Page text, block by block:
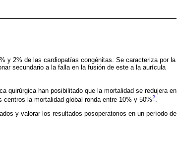
y 2% de las cardiopatías congénitas. Se caracteriza por la
secundario a la falla en la fusión de este a la aurícula
quirúrgica han posibilitado que la mortalidad se redujera en
la mortalidad global ronda entre 10% y 50%2
y valorar los resultados posoperatorios en un período de